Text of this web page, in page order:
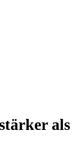
als